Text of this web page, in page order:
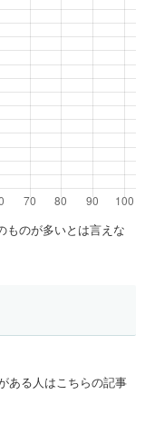
ものが多いとは言えな
ある人はこちらの記事